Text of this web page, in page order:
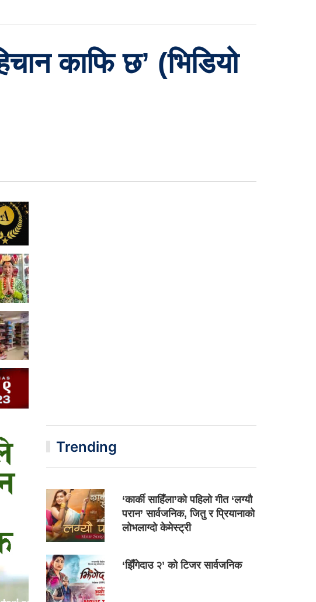
काफि छ’ (भिडियो
Trending
‘कार्की साहिँला’को पहिलो गीत ‘लग्यौ
परान’ सार्वजनिक, जितु र प्रियानाको
लोभलाग्दो केमेस्ट्री
‘झिँगेदाउ २’ को टिजर सार्वजनिक